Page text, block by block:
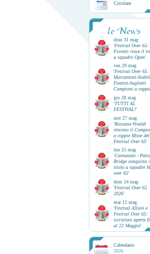
Circolare
le News
dom 31 mag
'Festival Over 65:
Fioretti vince il
a squadre Open'
ven 29 mag
'Festival Over 65:
Marcantoni-
Fantini-Saglietti
Campioni a
gio 28 mag
'TUTTI AL
FESTIVAL!'
mer 27 mag
'Rossano-Vivaldi
vincono il
a coppie Miste del
Festival Over 65'
lun 25 mag
'Cannavale -
Bridge conquista
titolo a squadre
over 65'
dom 24 mag
'Festival Over 65
2026'
mar 12 mag
'Festival Allievi e
Festival Over 65:
iscrizioni aperte
al 22 Maggio'
Calendario
2026